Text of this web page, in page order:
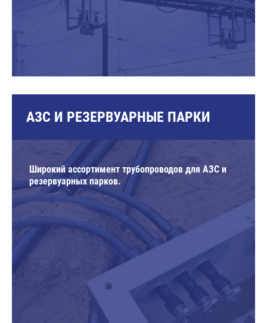
АЗС И РЕЗЕРВУАРНЫЕ ПАРКИ
Широкий ассортимент трубопроводов для АЗС и
резервуарных парков.